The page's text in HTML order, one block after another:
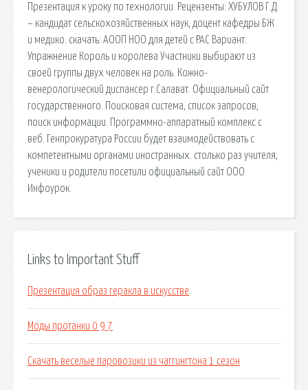
Презентация к уроку по технологии. Рецензенты: ХУБУЛОВ Г.Д.
– кандидат сельскохозяйственных наук, доцент кафедры БЖ
и медико. cкачать: АООП НОО для детей с РАС Вариант.
Упражнение Король и королева Участники выбирают из
своей группы двух человек на роль. Кожно-
венерологический диспансер г.Салават. Официальный сайт
государственного. Поисковая сиcтема, список запросов,
поиск информации. Программно-аппаратный комплекс с
веб. Генпрокуратура России будет взаимодействовать с
компетентными органами иностранных. столько раз учителя,
ученики и родители посетили официальный сайт ООО
Инфоурок.
Links to Important Stuff
Презентация образ геракла в искусстве
Моды протанки 0 9 7
Скачать веселые паровозики из чаггингтона 1 сезон